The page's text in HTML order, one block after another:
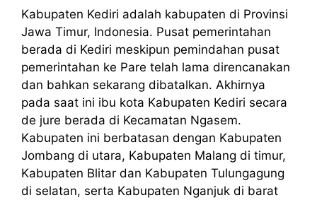
Kabupaten Kediri adalah kabupaten di Provinsi
Jawa Timur, Indonesia. Pusat pemerintahan
berada di Kediri meskipun pemindahan pusat
pemerintahan ke Pare telah lama direncanakan
dan bahkan sekarang dibatalkan. Akhirnya
pada saat ini ibu kota Kabupaten Kediri secara
de jure berada di Kecamatan Ngasem.
Kabupaten ini berbatasan dengan Kabupaten
Jombang di utara, Kabupaten Malang di timur,
Kabupaten Blitar dan Kabupaten Tulungagung
di selatan, serta Kabupaten Nganjuk di barat